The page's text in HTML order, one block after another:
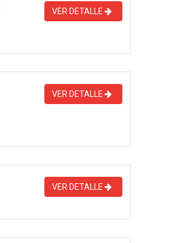
VER DETALLE
VER DETALLE
VER DETALLE